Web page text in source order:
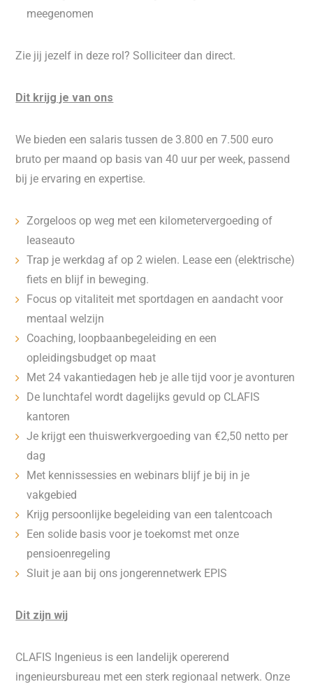
meegenomen
Zie jij jezelf in deze rol? Solliciteer dan direct.
Dit krijg je van ons
We bieden een salaris tussen de 3.800 en 7.500 euro
bruto per maand op basis van 40 uur per week, passend
bij je ervaring en expertise.
Zorgeloos op weg met een kilometervergoeding of
leaseauto
Trap je werkdag af op 2 wielen. Lease een (elektrische)
fiets en blijf in beweging.
Focus op vitaliteit met sportdagen en aandacht voor
mentaal welzijn
Coaching, loopbaanbegeleiding en een
opleidingsbudget op maat
Met 24 vakantiedagen heb je alle tijd voor je avonturen
De lunchtafel wordt dagelijks gevuld op CLAFIS
kantoren
Je krijgt een thuiswerkvergoeding van €2,50 netto per
dag
Met kennissessies en webinars blijf je bij in je
vakgebied
Krijg persoonlijke begeleiding van een talentcoach
Een solide basis voor je toekomst met onze
pensioenregeling
Sluit je aan bij ons jongerennetwerk EPIS
Dit zijn wij
CLAFIS Ingenieus is een landelijk opererend
ingenieursbureau met een sterk regionaal netwerk. Onze